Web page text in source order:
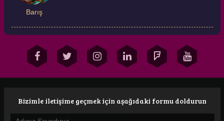
Barış
Bizimle iletişime geçmek için aşağıdaki formu doldurun